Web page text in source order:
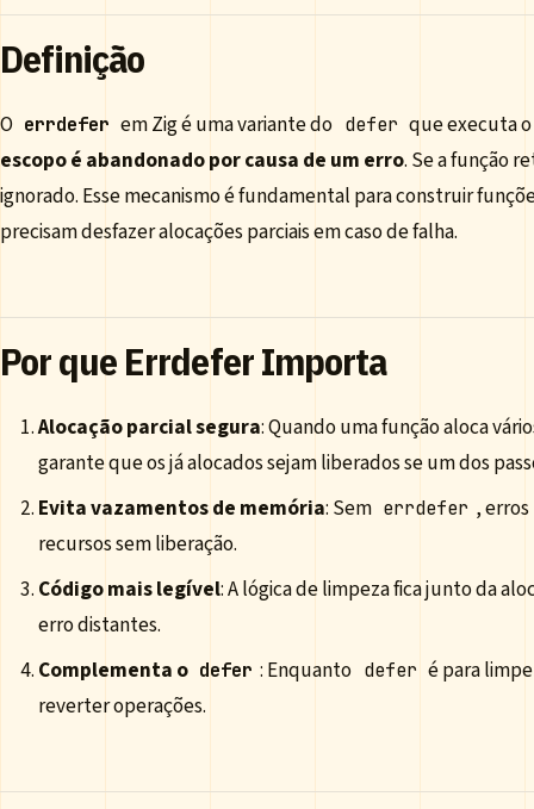
Definição
O errdefer em Zig é uma variante do defer que executa
escopo é abandonado por causa de um erro. Se a função
ignorado. Esse mecanismo é fundamental para construir
precisam desfazer alocações parciais em caso de falha.
Por que Errdefer Importa
Alocação parcial segura: Quando uma função aloca
garante que os já alocados sejam liberados se um dos
Evita vazamentos de memória: Sem errdefer ,
recursos sem liberação.
Código mais legível: A lógica de limpeza fica junto da
erro distantes.
Complementa o defer : Enquanto defer é para
reverter operações.